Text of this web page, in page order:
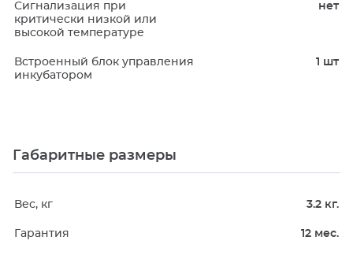
Сигнализация при
критически низкой или
высокой температуре
нет
Встроенный блок управления
инкубатором
1 шт
Габаритные размеры
Вес, кг 3.2 кг.
Гарантия 12 мес.